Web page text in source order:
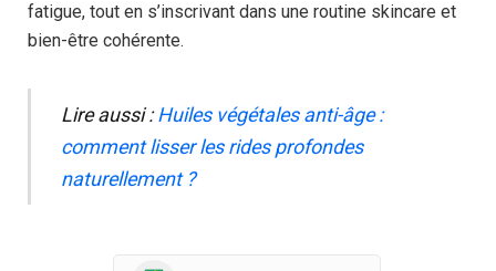
fatigue, tout en s’inscrivant dans une routine skincare et
bien-être cohérente.
Lire aussi :Huiles végétales anti-âge :
comment lisser les rides profondes
naturellement ?